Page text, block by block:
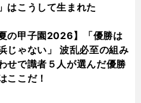
はこうして生まれた
夏の甲子園2026】「優勝は
じゃない」 波乱必至の組み
せで識者５人が選んだ優勝
ここだ！